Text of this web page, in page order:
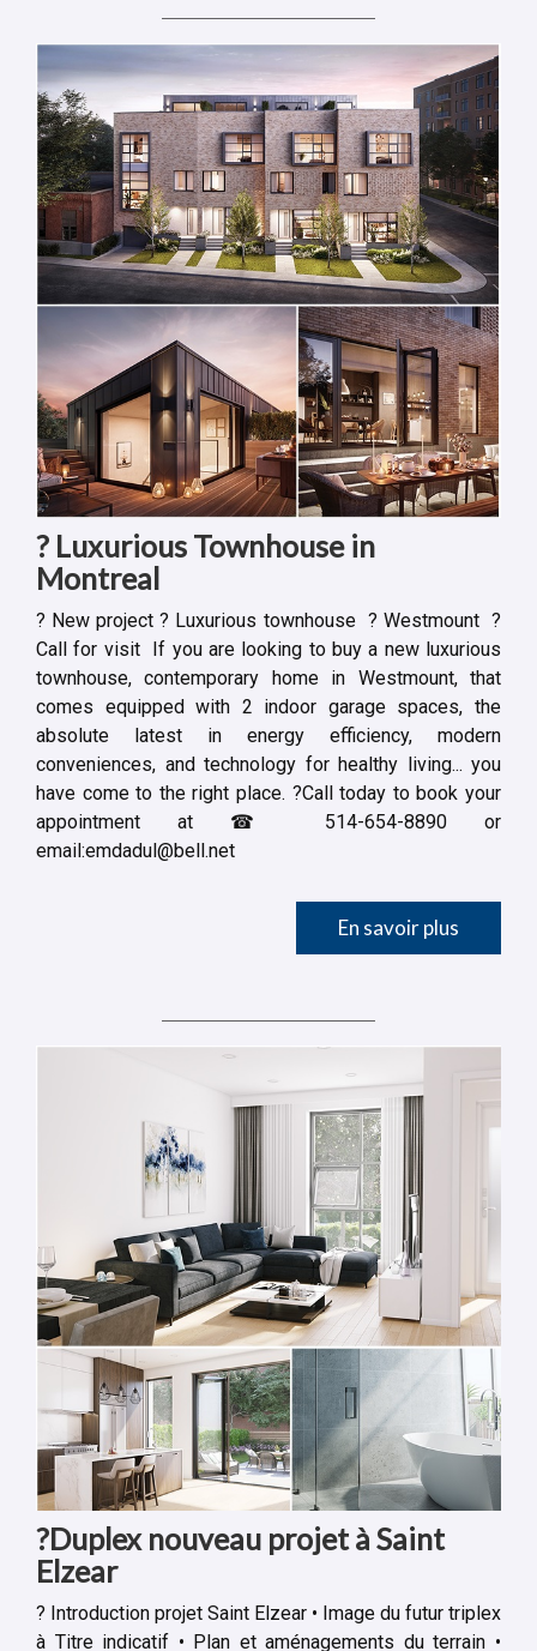
? Luxurious Townhouse in
Montreal
? New project ️? Luxurious townhouse ️ ️? Westmount ️ ️?
Call for visit ️ If you are looking to buy a new luxurious
townhouse, contemporary home in Westmount, that
comes equipped with 2 indoor garage spaces, the
absolute latest in energy efficiency, modern
conveniences, and technology for healthy living... you
have come to the right place. ?Call today to book your
appointment at ☎ 514-654-8890 or
email:emdadul@bell.net
En savoir plus
?Duplex nouveau projet à Saint
Elzear
? Introduction projet Saint Elzear • Image du futur triplex
à Titre indicatif • Plan et aménagements du terrain •